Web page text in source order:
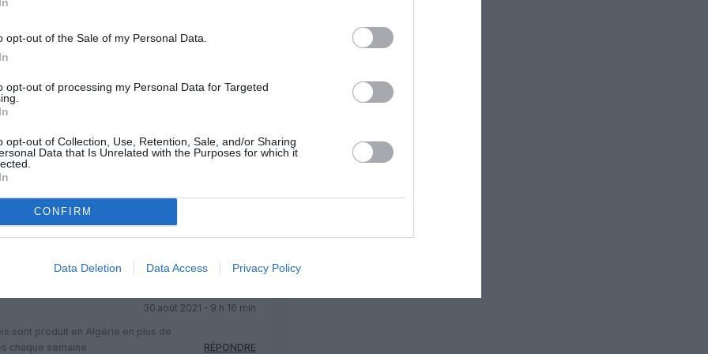
opt-out of the Sale of my Personal Data.
opt-out of processing my Personal Data for Targeted
opt-out of Collection, Use, Retention, Sale, and/or Sharing
Data that Is Unrelated with the Purposes for which it
CONFIRM
Data Deletion Data Access Privacy Policy
! Jusque là épargnée par cette
des frontières, ce pays qui n’a pas
pontes du régime se soignant en
directs sur le budget du peuple) ce
en plein dans la figure dans
retour du transport aérien est une trés
face au coco_19
30 août 2021 - 9 h 16 min
sont produit en Algérie en plus de
chaque semaine
RÉPONDRE